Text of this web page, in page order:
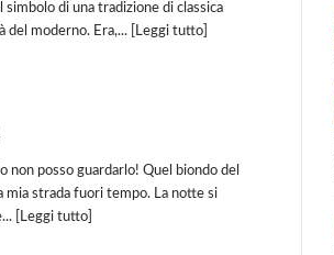
di una tradizione di classica
moderno. Era,... [
Leggi tutto
posso guardarlo! Quel biondo del
mia strada fuori tempo. La notte si
[
Leggi tutto